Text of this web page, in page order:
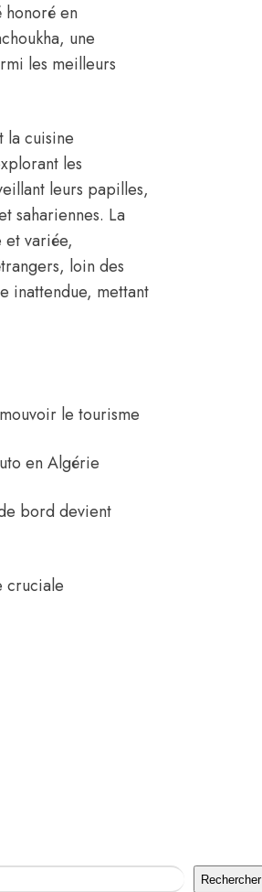
en
une
les meilleurs
la cuisine
les
leurs papilles,
sahariennes. La
variée,
loin des
inattendue, mettant
le tourisme
en Algérie
bord devient
cruciale
Rechercher